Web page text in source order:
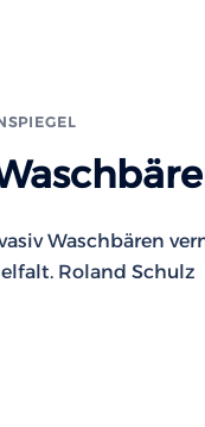
Waschbären
Roland Schulz